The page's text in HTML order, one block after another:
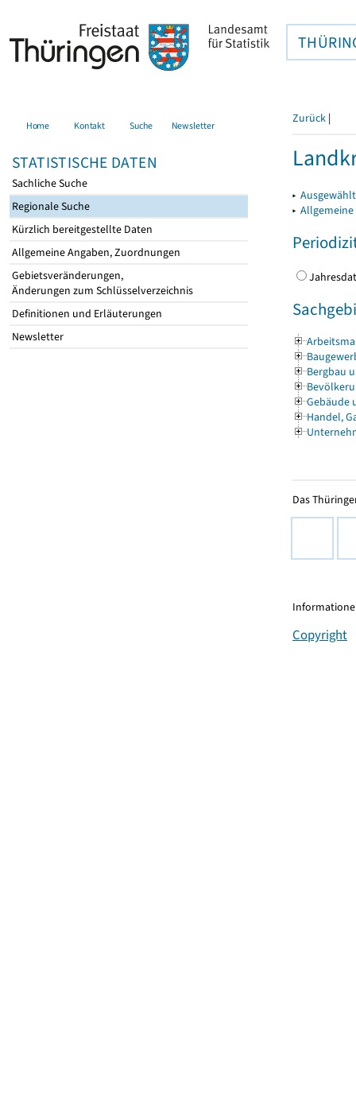
Home Kontakt Suche Newsletter
STATISTISCHE DATEN
Sachliche Suche
Regionale Suche
Kürzlich bereitgestellte Daten
Allgemeine Angaben, Zuordnungen
Gebietsveränderungen,
Änderungen zum Schlüsselverzeichnis
Definitionen und Erläuterungen
Newsletter
Zurück |
▸
▸
Bergbau
Gebäude
Handel,
Das
Copyright